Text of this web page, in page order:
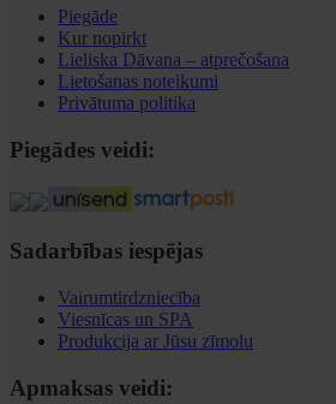
Piegāde
Kur nopirkt
Lieliska Dāvana – atprečošana
Lietošanas noteikumi
Privātuma politika
Piegādes veidi:
Sadarbības iespējas
Vairumtirdzniecība
Viesnīcas un SPA
Produkcija ar Jūsu zīmolu
Apmaksas veidi: